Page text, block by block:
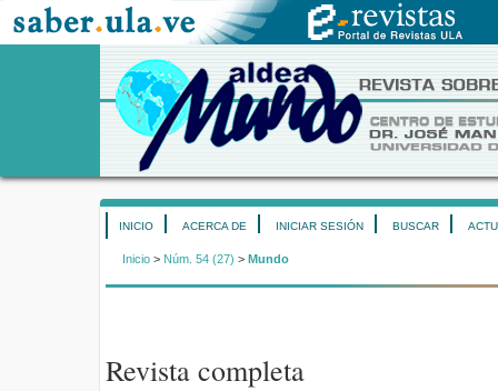
INICIO ACERCA DE INICIAR SESIÓN BUSCAR
Inicio > Núm. 54 (27) > Mundo
Revista completa